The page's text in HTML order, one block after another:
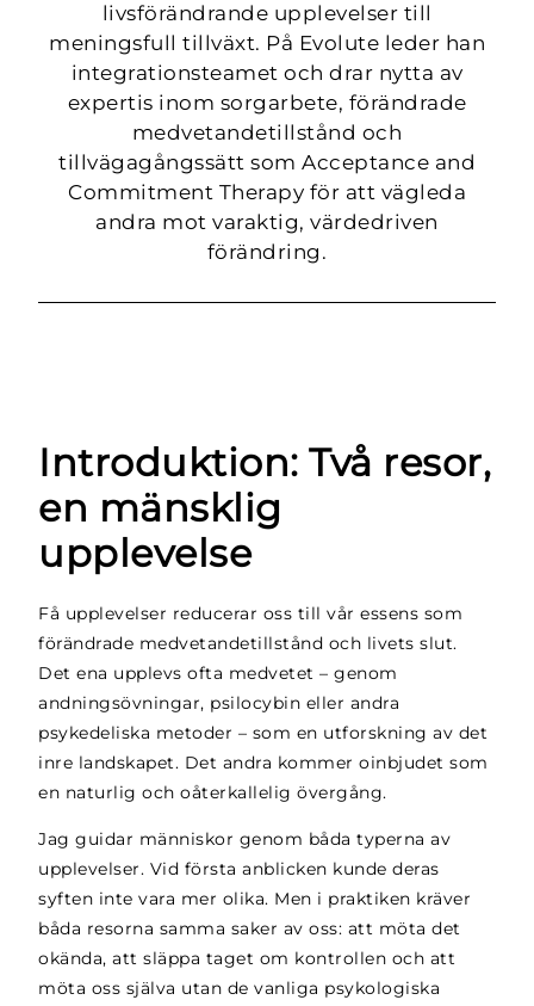
livsförändrande upplevelser till
meningsfull tillväxt. På Evolute leder han
integrationsteamet och drar nytta av
expertis inom sorgarbete, förändrade
medvetandetillstånd och
tillvägagångssätt som Acceptance and
Commitment Therapy för att vägleda
andra mot varaktig, värdedriven
förändring.
Introduktion: Två resor,
en mänsklig
upplevelse
Få upplevelser reducerar oss till vår essens som
förändrade medvetandetillstånd och livets slut.
Det ena upplevs ofta medvetet – genom
andningsövningar, psilocybin eller andra
psykedeliska metoder – som en utforskning av det
inre landskapet. Det andra kommer oinbjudet som
en naturlig och oåterkallelig övergång.
Jag guidar människor genom båda typerna av
upplevelser. Vid första anblicken kunde deras
syften inte vara mer olika. Men i praktiken kräver
båda resorna samma saker av oss: att möta det
okända, att släppa taget om kontrollen och att
möta oss själva utan de vanliga psykologiska